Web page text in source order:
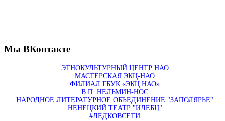
Мы ВКонтакте
ЭТНОКУЛЬТУРНЫЙ ЦЕНТР НАО
МАСТЕРСКАЯ ЭКЦ-НАО
ФИЛИАЛ ГБУК «ЭКЦ НАО»
В П. НЕЛЬМИН-НОС
НАРОДНОЕ ЛИТЕРАТУРНОЕ ОБЪЕДИНЕНИЕ "ЗАПОЛЯРЬЕ"
НЕНЕЦКИЙ ТЕАТР "ИЛЕБЦ"
#ЛЕДКОВСЕТИ